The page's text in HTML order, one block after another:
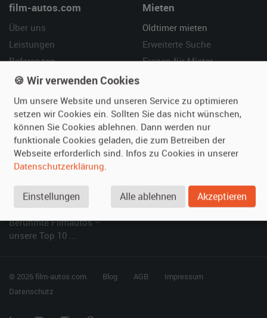
film-autos.com
Über uns
Leistungen
Referenzen
Kundenmeinungen
Mieten
Oldtimer mieten
Erweiterte Suche
Fragen für Mieter
Vermieten
Oldtimer anmelden
Fotos senden
Fragen für Vermieter
Hilfe
Häufige Fragen (FAQ)
So funktioniert's
SPECIAL
Berühmte Filmautos –
unsere Top 10 ...
© 2026 film-autos.com Blog AGB
Impressum
Datenschutz
🍪 Wir verwenden Cookies
Um unsere Website und unseren Service zu optimieren
setzen wir Cookies ein. Sollten Sie das nicht wünschen,
können Sie Cookies ablehnen. Dann werden nur
funktionale Cookies geladen, die zum Betreiben der
Webseite erforderlich sind. Infos zu Cookies in unserer
Datenschutzerklärung.
Einstellungen Alle ablehnen Akzeptieren